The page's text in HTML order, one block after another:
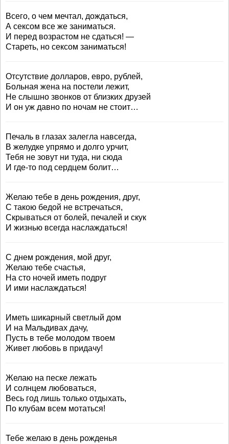
Всего, о чем мечтал, дождаться,
А сексом все же заниматься.
И перед возрастом не сдаться! —
Стареть, но сексом заниматься!
Отсутствие долларов, евро, рублей,
Больная жена на постели лежит,
Не слышно звонков от близких друзей
И он уж давно по ночам не стоит…
Печаль в глазах залегла навсегда,
В желудке упрямо и долго урчит,
Тебя не зовут ни туда, ни сюда
И где-то под сердцем болит…
Желаю тебе в день рождения, друг,
С такою бедой не встречаться,
Скрываться от болей, печалей и скук
И жизнью всегда наслаждаться!
С днем рождения, мой друг,
Желаю тебе счастья,
На сто ночей иметь подруг
И ими наслаждаться!
Иметь шикарный светлый дом
И на Мальдивах дачу,
Пусть в тебе молодом твоем
Живет любовь в придачу!
Желаю на песке лежать
И солнцем любоваться,
Весь год лишь только отдыхать,
По клубам всем мотаться!
Тебе желаю в день рожденья